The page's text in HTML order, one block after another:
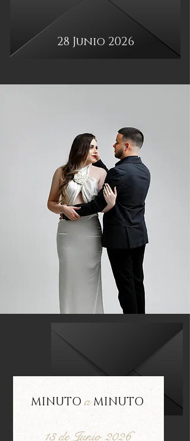
28 Junio 2026
MINUTO MINUTO
a
13 de Junio 2026